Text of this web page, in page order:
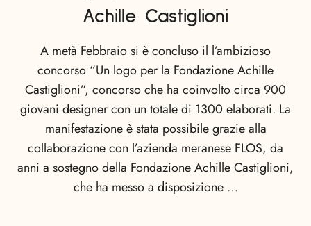
Achille Castiglioni
A metà Febbraio si è concluso il l’ambizioso
concorso “Un logo per la Fondazione Achille
Castiglioni”, concorso che ha coinvolto circa 900
giovani designer con un totale di 1300 elaborati. La
manifestazione è stata possibile grazie alla
collaborazione con l’azienda meranese FLOS, da
anni a sostegno della Fondazione Achille Castiglioni,
che ha messo a disposizione …